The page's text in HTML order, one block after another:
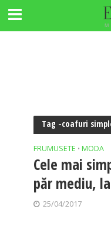
Tag -coafuri
FRUMUSETE • MODA
Cele mai
păr mediu,
25/04/2017